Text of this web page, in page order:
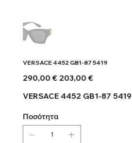
VERSACE 4452 GB1-87 5419
Αρχική
τιμή
290,00 € Τιμή
έκπτωσης
203,00 €
VERSACE 4452 GB1-87 5419
Ποσότητα